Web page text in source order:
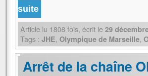
suite
Article lu 1808 fois, écrit le 29
Tags : JHE, Olympique de Marseille,
Arrêt de la chaîne